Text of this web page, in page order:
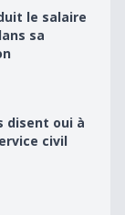
sa
le salaire
sa
civil restreint
disent oui à
civil